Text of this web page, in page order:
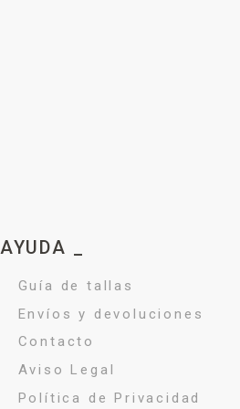
AYUDA _
Guía de tallas
Envíos y devoluciones
Contacto
Aviso Legal
Política de Privacidad